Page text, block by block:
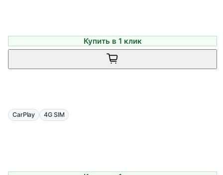
Купить в 1 клик
CarPlay 4G SIM